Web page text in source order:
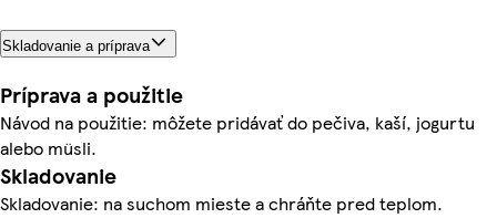
Skladovanie a príprava
Príprava a použitie
Návod na použitie: môžete pridávať do pečiva, kaší, jogurtu
alebo müsli.
Skladovanie
Skladovanie: na suchom mieste a chráňte pred teplom.